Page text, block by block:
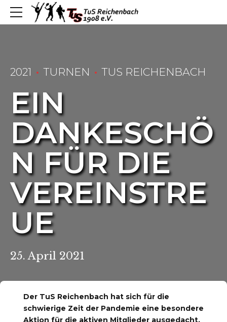
Reichenbach
2021 TURNEN TUS REICHENBACH
EIN
DANKESCHÖ
N FÜR DIE
VEREINSTRE
UE
25. April 2021
Der TuS Reichenbach hat sich für die
schwierige Zeit der Pandemie eine besondere